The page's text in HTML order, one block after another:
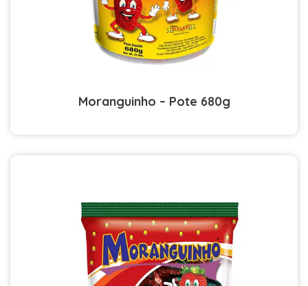
Moranguinho – Pote 680g